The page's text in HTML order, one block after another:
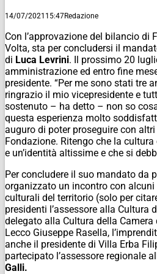
14/07/2021 15:47Redazione
Con l’approvazione del bilancio di
Volta, sta per concludersi il
di Luca Levrini. Il prossimo 20
amministrazione ed entro fine
presidente. “Per me sono stati tre
ringrazio il mio vicepresidente e
sostenuto – ha detto – non so
questa esperienza molto
auguro di poter proseguire con
Fondazione. Ritengo che la
e un’identità altissime e che si
Per concludere il suo mandato da
organizzato un incontro con
culturali del territorio (solo per
presidenti l’assessore alla Cultura
delegato alla Cultura della
Lecco Giuseppe Rasella,
anche il presidente di Villa Erba
partecipato l’assessore regionale
Galli.